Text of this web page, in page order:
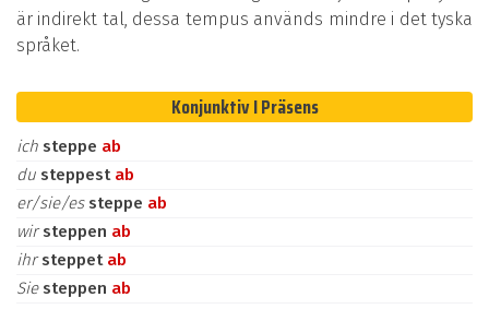
är indirekt tal, dessa tempus används mindre i det tyska
språket.
Konjunktiv I Präsens
ich steppe ab
du steppest ab
er/sie/es steppe ab
wirsteppen ab
ihrsteppet ab
Sie steppen ab